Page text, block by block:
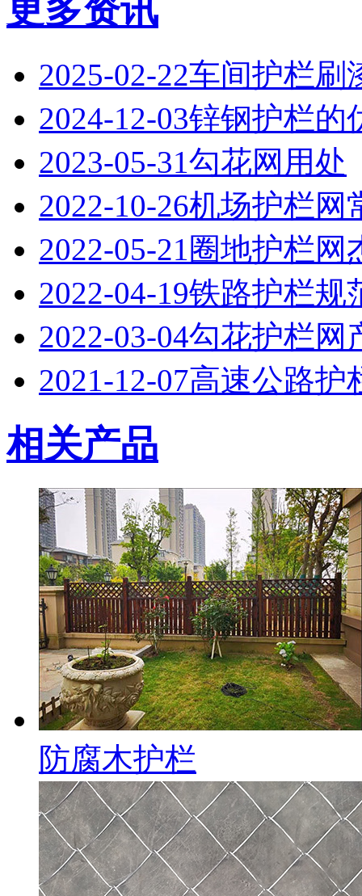
更多资讯
2025-02-22车间护栏刷
2024-12-03锌钢护栏的
2023-05-31勾花网用处
2022-10-26机场护栏网
2022-05-21 圈地护栏网
2022-04-19铁路护栏规
2022-03-04勾花护栏网
2021-12-07高速公路护
相关产品
防腐木护栏